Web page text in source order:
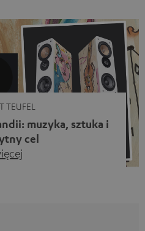
TEUFEL
muzyka, sztuka i
cel